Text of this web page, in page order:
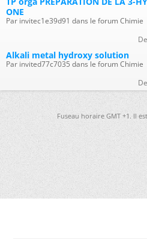
ONE
Par invitec1e39d91 dans le forum Chimie
Alkali metal hydroxy solution
Par invited77c7035 dans le forum Chimie
Fuseau horaire GMT +1. Il